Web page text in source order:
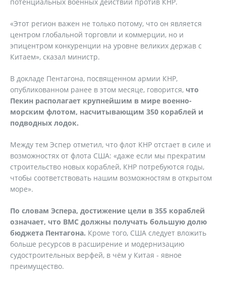
«Этот регион важен не только потому, что он является
центром глобальной торговли и коммерции, но и
эпицентром конкуренции на уровне великих держав с
Китаем», сказал министр.
В докладе Пентагона, посвященном армии КНР,
опубликованном ранее в этом месяце, говорится, что
Пекин располагает крупнейшим в мире военно-
морским флотом, насчитывающим 350 кораблей и
подводных лодок.
Между тем Эспер отметил, что флот КНР отстает в силе и
возможностях от флота США: «даже если мы прекратим
строительство новых кораблей, КНР потребуются годы,
чтобы соответствовать нашим возможностям в открытом
море».
По словам Эспера, достижение цели в 355 кораблей
означает, что ВМС должны получать большую долю
бюджета Пентагона. Кроме того, США следует вложить
больше ресурсов в расширение и модернизацию
судостроительных верфей, в чём у Китая - явное
преимущество.